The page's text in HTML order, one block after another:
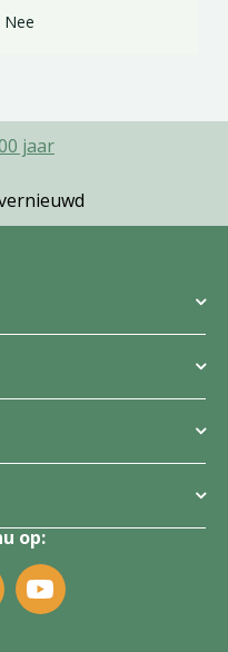
Nee
jaar
op: